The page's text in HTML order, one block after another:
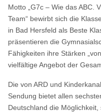
Motto „G7c – Wie das ABC.
Team“ bewirbt sich die
in Bad Hersfeld als Beste
präsentieren die
Fähigkeiten ihre Stärken
vielfältige Angebot der
Die von ARD und
Sendung bietet allen
Deutschland die